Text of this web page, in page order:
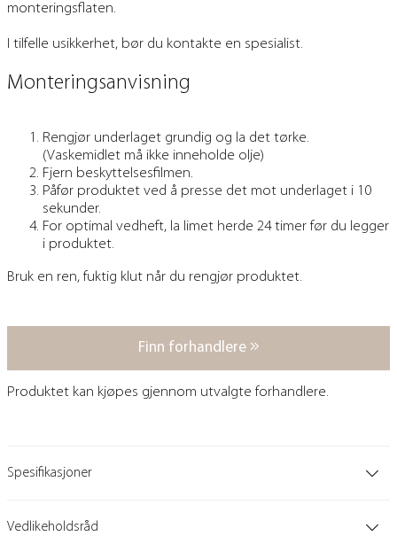
monteringsflaten.
I tilfelle usikkerhet, bør du kontakte en spesialist.
Monteringsanvisning
Rengjør underlaget grundig og la det tørke.
(Vaskemidlet må ikke inneholde olje)
Fjern beskyttelsesfilmen.
Påfør produktet ved å presse det mot underlaget i 10
sekunder.
For optimal vedheft, la limet herde 24 timer før du legger
i produktet.
Bruk en ren, fuktig klut når du rengjør produktet.
Finn forhandlere
Produktet kan kjøpes gjennom utvalgte forhandlere.
Spesifikasjoner
Vedlikeholdsråd